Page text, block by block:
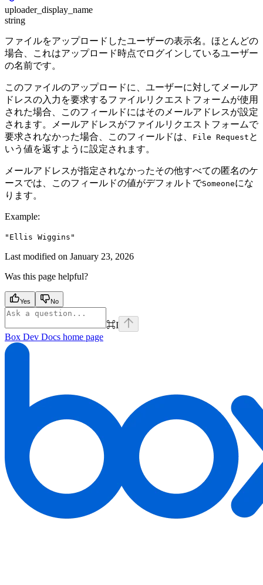
uploader_display_name
string
ファイルをアップロードしたユーザーの表示名。ほとんどの
場合、これはアップロード時点でログインしているユーザー
の名前です。
このファイルのアップロードに、ユーザーに対してメールア
ドレスの入力を要求するファイルリクエストフォームが使用
された場合、このフィールドにはそのメールアドレスが設定
されます。メールアドレスがファイルリクエストフォームで
要求されなかった場合、このフィールドは、
File Request と
いう値を返すように設定されます。
メールアドレスが指定されなかったその他すべての匿名のケ
ースでは、このフィールドの値がデフォルトでSomeoneにな
ります。
Example:
"Ellis Wiggins"
Last modified on January 23, 2026
Was this page helpful?
Yes No
⌘I
Box Dev Docs home page